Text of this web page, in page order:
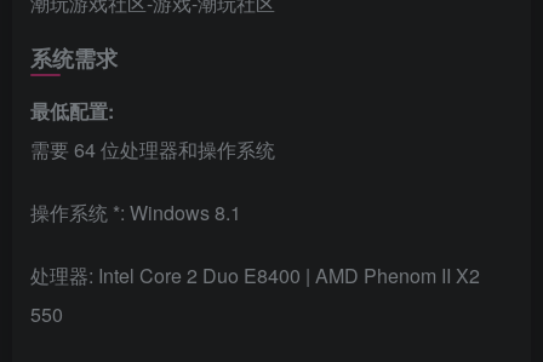
系统需求
最低配置:
需要 64 位处理器和操作系统
操作系统 *: Windows 8.1
处理器: Intel Core 2 Duo E8400 | AMD Phenom II X2
550